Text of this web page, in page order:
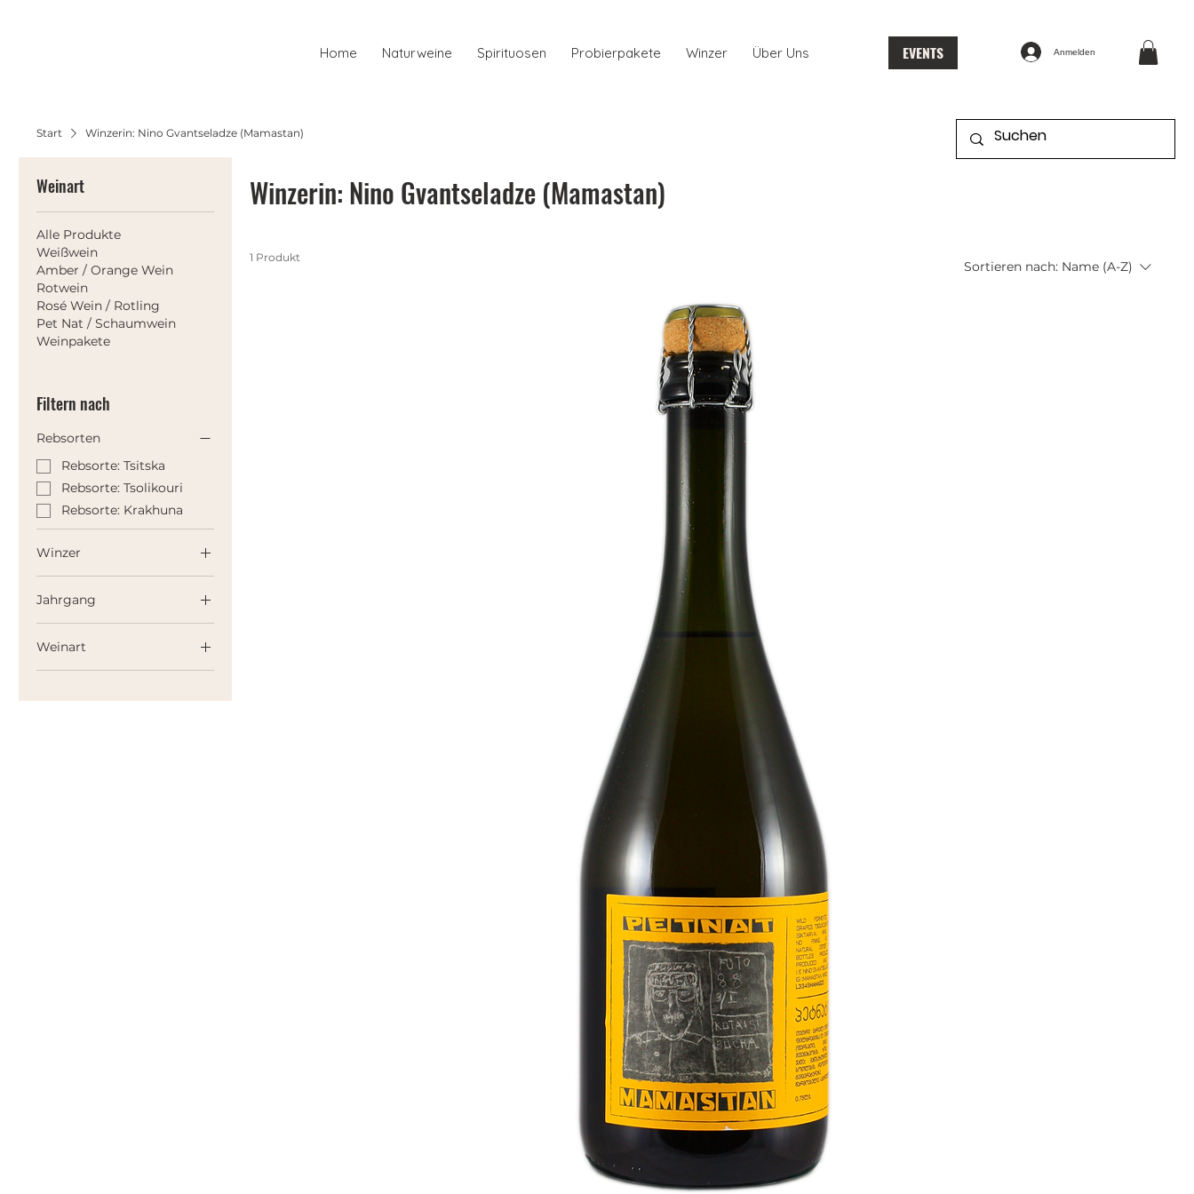
Home Naturweine Spirituosen Probierpakete Winzer Über Uns EVENTS Anmelden
Start Winzerin: Nino Gvantseladze (Mamastan)
Weinart
Alle Produkte
Weißwein
Amber / Orange Wein
Rotwein
Rosé Wein / Rotling
Pet Nat / Schaumwein
Weinpakete
Filtern nach
Rebsorten
Rebsorte: Tsitska
Rebsorte: Tsolikouri
Rebsorte: Krakhuna
Winzer
Winzerin: Nino
Gvantseladze
(Mamastan)
Jahrgang
2024
Weinart
Pet Nat / Schaumwein
Winzerin: Nino Gvantseladze (Mamastan)
1 Produkt
Sortieren nach: Name (A-Z)